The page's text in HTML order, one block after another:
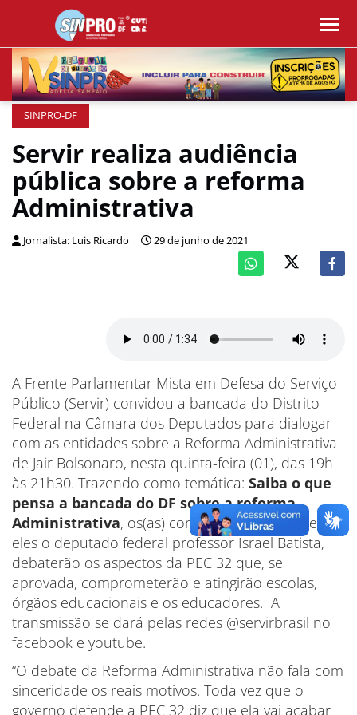
SINPRO-DF
Servir realiza audiência
pública sobre a reforma
Administrativa
Jornalista: Luis Ricardo 29 de junho de 2021
A Frente Parlamentar Mista em Defesa do Serviço
Público (Servir) convidou a bancada do Distrito
Federal na Câmara dos Deputados para dialogar
com as entidades sobre a Reforma Administrativa
de Jair Bolsonaro, nesta quinta-feira (01), das 19h
às 21h30. Trazendo como temática: Saiba o que
pensa a bancada do DF sobre a reforma
Administrativa, os(as) convidados(as), dentre
eles o deputado federal professor Israel Batista,
debaterão os aspectos da PEC 32 que, se
aprovada, comprometerão e atingirão escolas,
órgãos educacionais e os educadores. A
transmissão se dará pelas redes @servirbrasil no
facebook e youtube.
“O debate da Reforma Administrativa não fala com
sinceridade os reais motivos. Toda vez que o
governo defende a PEC 32 diz que ela vai acabar